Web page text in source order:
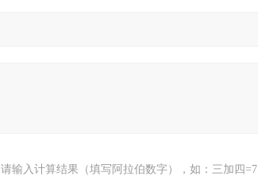
请输入计算结果（填写阿拉伯数字），如：三加四=7